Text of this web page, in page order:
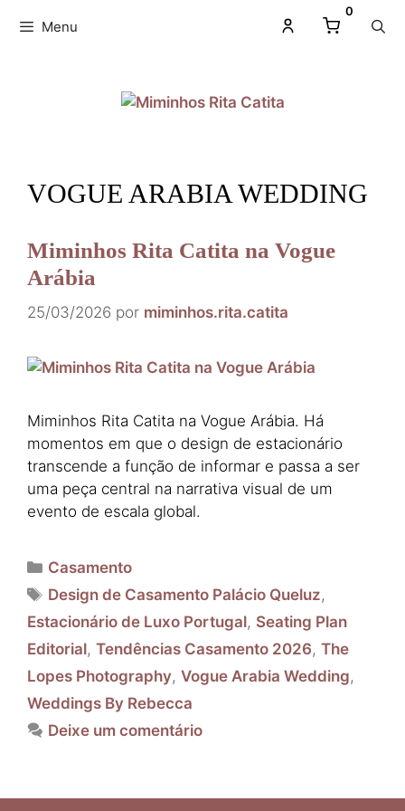
0
Menu
VOGUE ARABIA WEDDING
Miminhos Rita Catita na Vogue
Arábia
25/03/2026 por miminhos.rita.catita
Miminhos Rita Catita na Vogue Arábia. Há
momentos em que o design de estacionário
transcende a função de informar e passa a ser
uma peça central na narrativa visual de um
evento de escala global.
Categorias
Casamento
Etiquetas
Design de Casamento Palácio Queluz,
Estacionário de Luxo Portugal, Seating Plan
Editorial, Tendências Casamento 2026, The
Lopes Photography, Vogue Arabia Wedding,
Weddings By Rebecca
Deixe um comentário